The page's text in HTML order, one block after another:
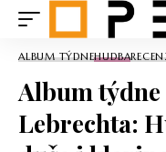
ALBUM TÝDNEHUDBA
Album
Lebrechta: